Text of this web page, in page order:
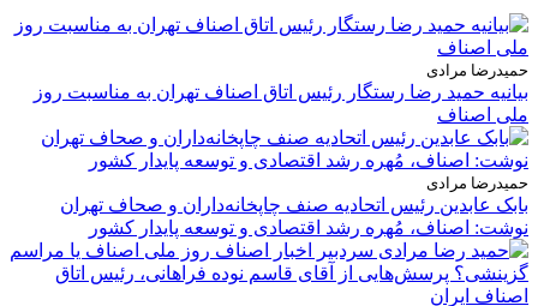
حمیدرضا مرادی
بیانیه حمید رضا رستگار رئیس اتاق اصناف تهران به مناسبت روز
ملی اصناف
حمیدرضا مرادی
بابک عابدین رئیس اتحادیه صنف چاپخانه‌داران و صحاف تهران
نوشت: اصناف، مُهره رشد اقتصادی و توسعه پایدار کشور